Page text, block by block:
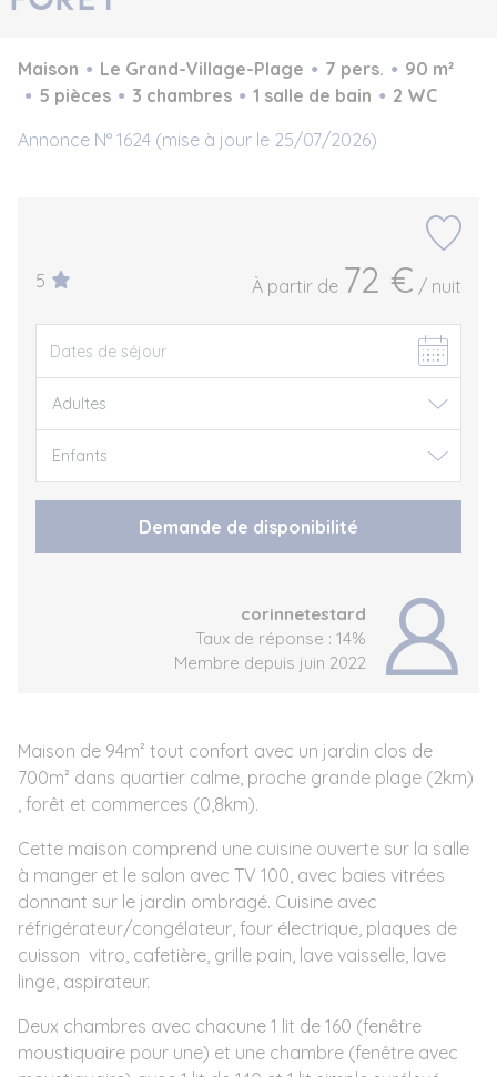
Maison Le Grand-Village-Plage 7 pers.
90 m²
5 pièces
3 chambres 1 salle de bain
2 WC
Annonce N° 1624 (mise à jour le 25/07/2026)
5 À partir de 72 € / nuit
Demande de disponibilité
corinnetestard
Taux de réponse : 14%
Membre depuis juin 2022
Maison de 94m² tout confort avec un jardin clos de
700m² dans quartier calme, proche grande plage (2km)
, forêt et commerces (0,8km).
Cette maison comprend une cuisine ouverte sur la salle
à manger et le salon avec TV 100, avec baies vitrées
donnant sur le jardin ombragé. Cuisine avec
réfrigérateur/congélateur, four électrique, plaques de
cuisson vitro, cafetière, grille pain, lave vaisselle, lave
linge, aspirateur.
Deux chambres avec chacune 1 lit de 160 (fenêtre
moustiquaire pour une) et une chambre (fenêtre avec